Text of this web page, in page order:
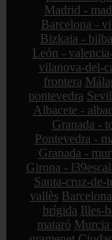
Madrid -
Barcelona -
Bizkaia -
León -
vilanova-del-
frontera
pontevedra
Albacete -
Granada -
Pontevedra -
Granada -
Girona -
Santa-cruz-de-
vallès
brígida Illes-
mataró Murcia